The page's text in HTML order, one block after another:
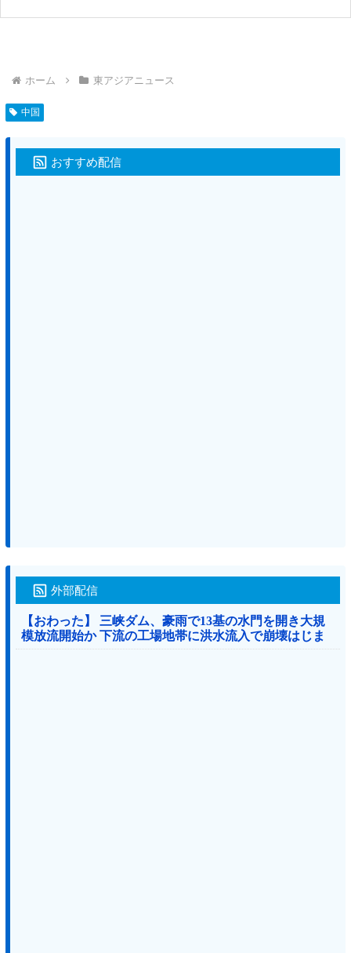
ホーム 東アジアニュース
中国
おすすめ配信
外部配信
【おわった】 三峡ダム、豪雨で13基の水門を開き大規
模放流開始か 下流の工場地帯に洪水流入で崩壊はじま
る